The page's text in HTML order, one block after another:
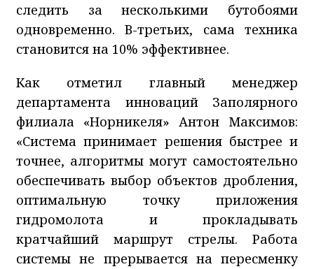
следить за несколькими бутобоями
одновременно. В-третьих, сама техника
становится на 10% эффективнее.
Как отметил главный менеджер
департамента инноваций Заполярного
филиала «Норникеля» Антон Максимов:
«Система принимает решения быстрее и
точнее, алгоритмы могут самостоятельно
обеспечивать выбор объектов дробления,
оптимальную точку приложения
гидромолота и прокладывать
кратчайший маршрут стрелы. Работа
системы не прерывается на пересменку